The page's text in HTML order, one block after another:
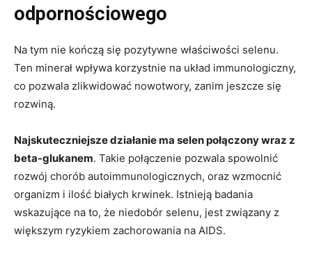
odpornościowego
Na tym nie kończą się pozytywne właściwości selenu.
Ten minerał wpływa korzystnie na układ immunologiczny,
co pozwala zlikwidować nowotwory, zanim jeszcze się
rozwiną.
Najskuteczniejsze działanie ma selen połączony wraz z
beta-glukanem. Takie połączenie pozwala spowolnić
rozwój chorób autoimmunologicznych, oraz wzmocnić
organizm i ilość białych krwinek. Istnieją badania
wskazujące na to, że niedobór selenu, jest związany z
większym ryzykiem zachorowania na AIDS.